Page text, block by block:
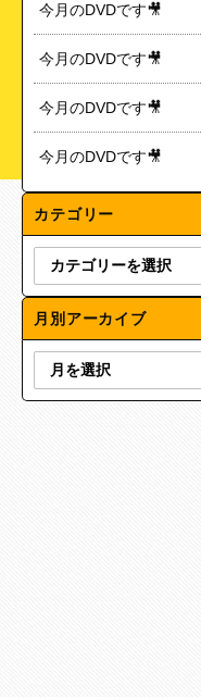
今月のDVDです🎥
今月のDVDです🎥
今月のDVDです🎥
今月のDVDです🎥
カテゴリー
月別アーカイブ